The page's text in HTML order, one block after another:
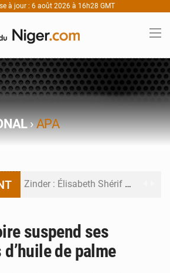
à jour : 6 août 2026 à 16h28 GMT
›APA
Zinder : Élisabeth Shérif visite l’école Birni Garçon
suspend ses
de palme